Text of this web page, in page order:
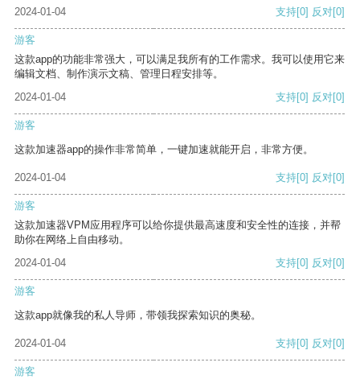
2024-01-04 支持[0] 反对[0]
游客
这款app的功能非常强大，可以满足我所有的工作需求。我可以使用它来
编辑文档、制作演示文稿、管理日程安排等。
2024-01-04
支持[0] 反对[0]
游客
这款加速器app的操作非常简单，一键加速就能开启，非常方便。
2024-01-04 支持[0] 反对[0]
游客
这款加速器VPM应用程序可以给你提供最高速度和安全性的连接，并帮
助你在网络上自由移动。
2024-01-04
支持[0] 反对[0]
游客
这款app就像我的私人导师，带领我探索知识的奥秘。
2024-01-04 支持[0] 反对[0]
游客